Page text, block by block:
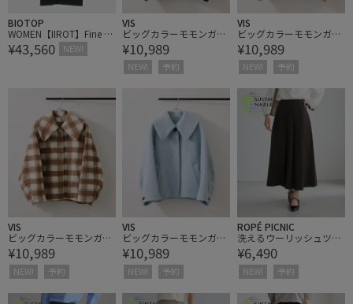
BIOTOP
WOMEN【IIROT】Fine m
erino Wool Knit Dress
¥43,560 NEW!
VIS
ビッグカラーモモンガシ
ャギーショートコート
¥10,989
NEW! 予約
VIS
ビッグカラーモモンガシ
ャギーショートコート
¥10,989
NEW! 予約
VIS
ビッグカラーモモンガシ
ャギーショートコート
¥10,989
NEW! 予約
VIS
ビッグカラーモモンガシ
ャギーショートコート
¥10,989
NEW! 予約
ROPÉ PICNIC
洗えるウーリッシュツイ
ルキルトスカート/低身
長・小柄さんサイズ有り
¥6,490
NEW! 予約